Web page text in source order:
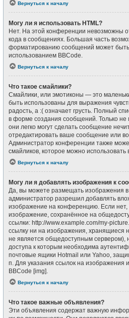
Вернуться к началу
Могу ли я использовать HTML?
Нет. На этой конференции невозможны
кода в сообщениях. Большая часть
форматированию сообщений может
использованием BBCode.
Вернуться к началу
Что такое смайлики?
Смайлики, или эмотиконы — это
быть использованы для выражения
радость, а :( означает грусть. Полный
в форме создания сообщений. Только не
они легко могут сделать сообщение
отредактировать ваше сообщение или
Администратор конференции также
смайликов, которое можно
Вернуться к началу
Могу ли я добавлять изображения к
Да, вы можете размещать изображения
администратор разрешил добавлять
изображение на конференцию. Если нет,
изображение, сохранённое на
ссылки: http://www.example.com/my-
ссылку ни на изображения, хранящиеся
не является общедоступным сервером),
доступа к которым необходима
почтовые ящики Hotmail или Yahoo,
п. Для указания ссылок на изображения
BBCode [img].
Вернуться к началу
Что такое важные объявления?
Эти объявления содержат важную